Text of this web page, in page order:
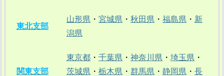
東北支部
山形県 ・ 宮城県 ・ 秋田県 ・ 福島県 ・ 新
潟県
関東支部
東京都 ・ 千葉県 ・ 神奈川県 ・ 埼玉県 ・
茨城県 ・ 栃木県 ・ 群馬県 ・ 静岡県 ・ 長